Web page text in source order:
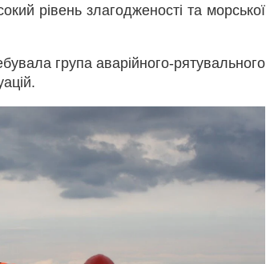
рівень злагодженості та морської
група аварійного-рятувального